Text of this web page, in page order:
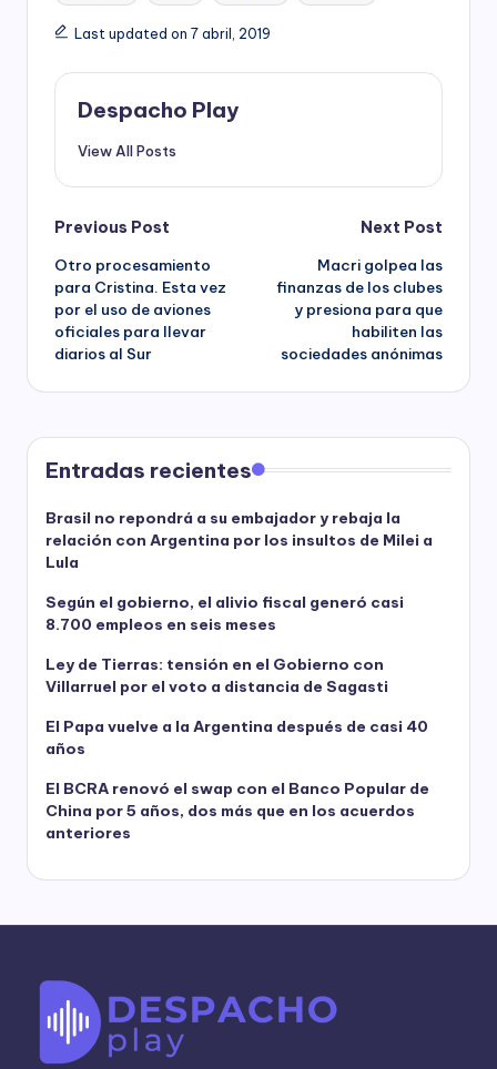
Last updated on 7 abril, 2019
Despacho Play
View All Posts
Post
navigation
Previous Post
Otro procesamiento
para Cristina. Esta vez
por el uso de aviones
oficiales para llevar
diarios al Sur
Next Post
Macri golpea las
finanzas de los clubes
y presiona para que
habiliten las
sociedades anónimas
Entradas recientes
Brasil no repondrá a su embajador y rebaja la
relación con Argentina por los insultos de Milei a
Lula
Según el gobierno, el alivio fiscal generó casi
8.700 empleos en seis meses
Ley de Tierras: tensión en el Gobierno con
Villarruel por el voto a distancia de Sagasti
El Papa vuelve a la Argentina después de casi 40
años
El BCRA renovó el swap con el Banco Popular de
China por 5 años, dos más que en los acuerdos
anteriores